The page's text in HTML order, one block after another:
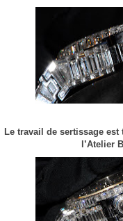
Le travail de sertissage
l’Atelier